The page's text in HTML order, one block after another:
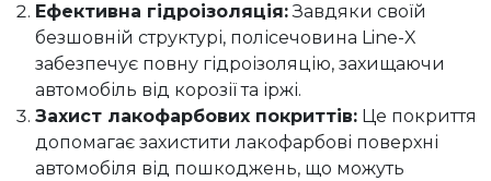
Ефективна гідроізоляція:Завдяки своїй
безшовній структурі, полісечовина Line-X
забезпечує повну гідроізоляцію, захищаючи
автомобіль від корозії та іржі.
Захист лакофарбових покриттів: Це покриття
допомагає захистити лакофарбові поверхні
автомобіля від пошкоджень, що можуть